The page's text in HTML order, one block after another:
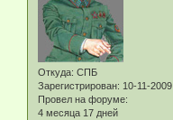
Откуда: СПБ
Зарегистрирован: 10-11-2009
Провел на форуме:
4 месяца 17 дней